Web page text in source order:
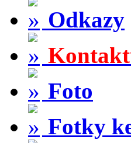
Odkazy
Foto
Fotky